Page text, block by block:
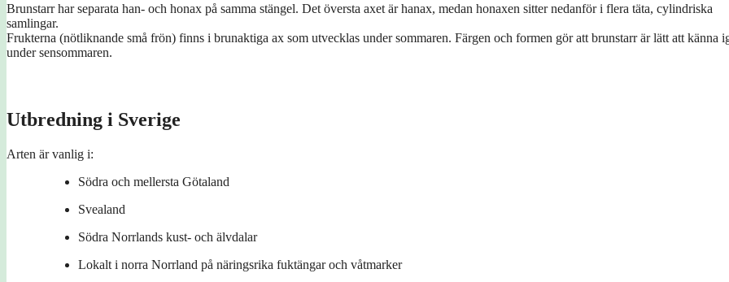
Brunstarr har separata han- och honax på samma stängel. Det översta axet är hanax, medan honaxen sitter nedanför i flera täta, cylindriska
samlingar.
Frukterna (nötliknande små frön) finns i brunaktiga ax som utvecklas under sommaren. Färgen och formen gör att brunstarr är lätt att känna
under sensommaren.
Utbredning i Sverige
Arten är vanlig i:
Södra och mellersta Götaland
Svealand
Södra Norrlands kust- och älvdalar
Lokalt i norra Norrland på näringsrika fuktängar och våtmarker